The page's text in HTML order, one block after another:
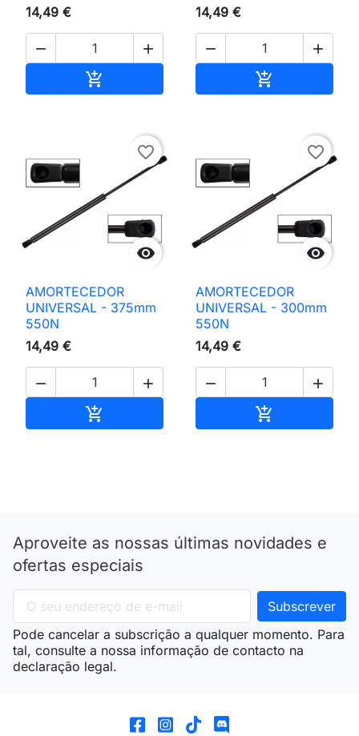
14,49 €
 

14,49 €
 


favorite_border
AMORTECEDOR
UNIVERSAL - 375mm
550N
14,49 €
 


favorite_border
AMORTECEDOR
UNIVERSAL - 300mm
550N
14,49 €
 

Aproveite as nossas últimas novidades e
ofertas especiais
Pode cancelar a subscrição a qualquer momento. Para
tal, consulte a nossa informação de contacto na
declaração legal.